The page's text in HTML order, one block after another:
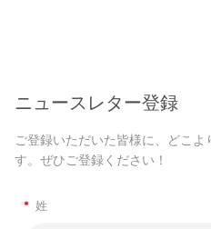
ニュースレター登録
ご登録いただいた皆様に、どこ
す。ぜひご登録ください！
* 姓